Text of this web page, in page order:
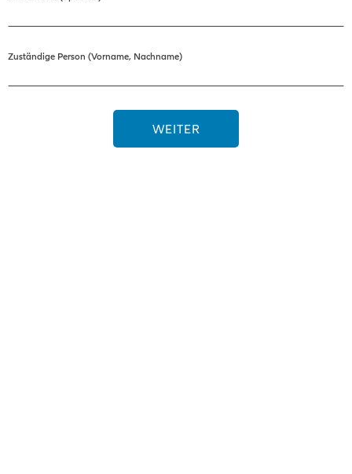
Zuständige Person (Vorname, Nachname)
WEITER